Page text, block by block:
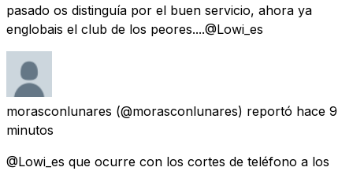
pasado os distinguía por el buen servicio, ahora ya
englobais el club de los peores....@Lowi_es
morasconlunares (@morasconlunares) reportó hace 9
minutos
@Lowi_es que ocurre con los cortes de teléfono a los